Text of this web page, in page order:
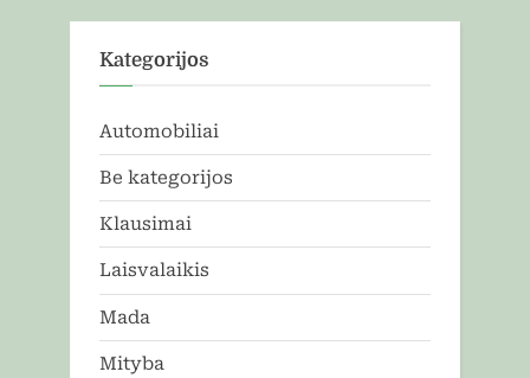
Kategorijos
Automobiliai
Be kategorijos
Klausimai
Laisvalaikis
Mada
Mityba